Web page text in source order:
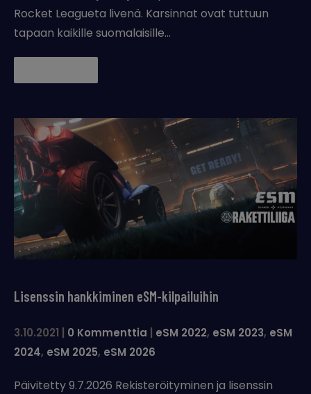
Rocket Leagueta livenä. Karsinnat ovat tuttuun
tapaan kaikille suomalaisille…
Lisenssin hankkiminen eSM-kilpailuihin
3.10.2021 0 Kommenttia eSM 2022, eSM 2023, eSM
2024, eSM 2025, eSM 2026
Päivitetty 9.7.2026 Rekisteröityminen ja lisenssin